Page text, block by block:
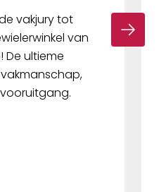
vakjury tot
van
De ultieme